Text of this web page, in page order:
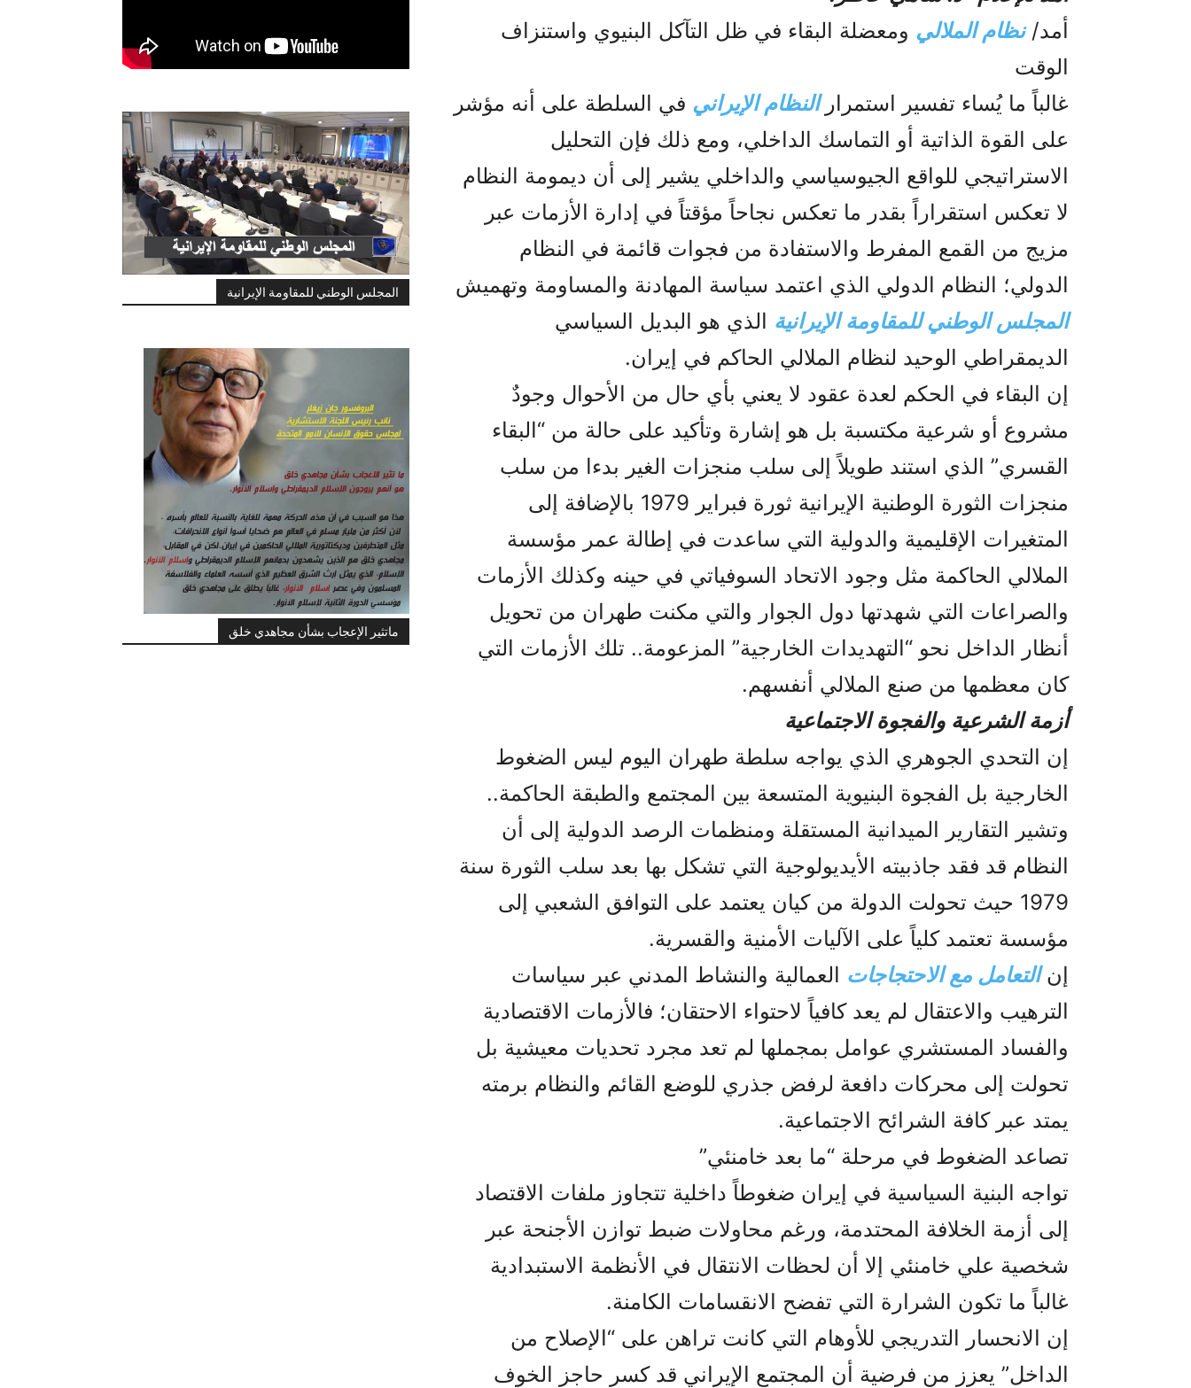
المجلس الوطني للمقاومة الإيرانية
ماتثير الإعجاب بشأن مجاهدي خلق
أمد/نظام الملالي ومعضلة البقاء في ظل التآكل البنيوي واستنزاف
الوقت
غالباً ما يُساء تفسير استمرار النظام الإيراني في السلطة على أنه مؤشر
على القوة الذاتية أو التماسك الداخلي، ومع ذلك فإن التحليل
الاستراتيجي للواقع الجيوسياسي والداخلي يشير إلى أن ديمومة النظام
لا تعكس استقراراً بقدر ما تعكس نجاحاً مؤقتاً في إدارة الأزمات عبر
مزيج من القمع المفرط والاستفادة من فجوات قائمة في النظام
الدولي؛ النظام الدولي الذي اعتمد سياسة المهادنة والمساومة وتهميش
المجلس الوطني للمقاومة الإيرانية الذي هو البديل السياسي
الديمقراطي الوحيد لنظام الملالي الحاكم في إيران.
إن البقاء في الحكم لعدة عقود لا يعني بأي حال من الأحوال وجودٌ
مشروع أو شرعية مكتسبة بل هو إشارة وتأكيد على حالة من “البقاء
القسري” الذي استند طويلاً إلى سلب منجزات الغير بدءا من سلب
منجزات الثورة الوطنية الإيرانية ثورة فبراير 1979 بالإضافة إلى
المتغيرات الإقليمية والدولية التي ساعدت في إطالة عمر مؤسسة
الملالي الحاكمة مثل وجود الاتحاد السوفياتي في حينه وكذلك الأزمات
والصراعات التي شهدتها دول الجوار والتي مكنت طهران من تحويل
أنظار الداخل نحو “التهديدات الخارجية” المزعومة.. تلك الأزمات التي
كان معظمها من صنع الملالي أنفسهم.
أزمة الشرعية والفجوة الاجتماعية
إن التحدي الجوهري الذي يواجه سلطة طهران اليوم ليس الضغوط
الخارجية بل الفجوة البنيوية المتسعة بين المجتمع والطبقة الحاكمة..
وتشير التقارير الميدانية المستقلة ومنظمات الرصد الدولية إلى أن
النظام قد فقد جاذبيته الأيديولوجية التي تشكل بها بعد سلب الثورة سنة
1979 حيث تحولت الدولة من كيان يعتمد على التوافق الشعبي إلى
مؤسسة تعتمد كلياً على الآليات الأمنية والقسرية.
إنالتعامل مع الاحتجاجات العمالية والنشاط المدني عبر سياسات
الترهيب والاعتقال لم يعد كافياً لاحتواء الاحتقان؛ فالأزمات الاقتصادية
والفساد المستشري عوامل بمجملها لم تعد مجرد تحديات معيشية بل
تحولت إلى محركات دافعة لرفض جذري للوضع القائم والنظام برمته
يمتد عبر كافة الشرائح الاجتماعية.
تصاعد الضغوط في مرحلة “ما بعد خامنئي”
تواجه البنية السياسية في إيران ضغوطاً داخلية تتجاوز ملفات الاقتصاد
إلى أزمة الخلافة المحتدمة، ورغم محاولات ضبط توازن الأجنحة عبر
شخصية علي خامنئي إلا أن لحظات الانتقال في الأنظمة الاستبدادية
غالباً ما تكون الشرارة التي تفضح الانقسامات الكامنة.
إن الانحسار التدريجي للأوهام التي كانت تراهن على “الإصلاح من
الداخل” يعزز من فرضية أن المجتمع الإيراني قد كسر حاجز الخوف